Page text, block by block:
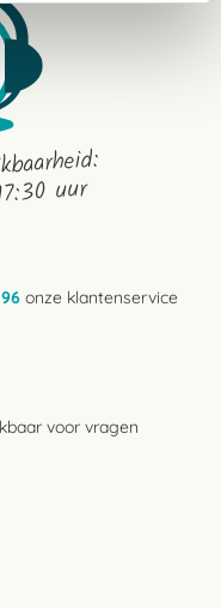
uur
onze klantenservice
voor vragen